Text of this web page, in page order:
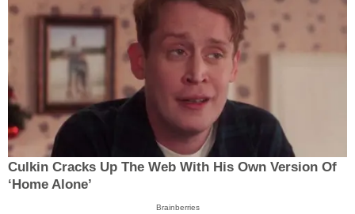
Culkin Cracks Up The Web With His Own Version Of
‘Home Alone’
Brainberries